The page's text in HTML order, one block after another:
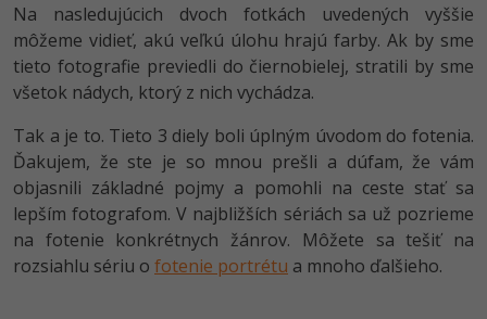
Na nasledujúcich dvoch fotkách uvedených vyššie
môžeme vidieť, akú veľkú úlohu hrajú farby. Ak by sme
tieto fotografie previedli do čiernobielej, stratili by sme
všetok nádych, ktorý z nich vychádza.
Tak a je to. Tieto 3 diely boli úplným úvodom do fotenia.
Ďakujem, že ste je so mnou prešli a dúfam, že vám
objasnili základné pojmy a pomohli na ceste stať sa
lepším fotografom. V najbližších sériách sa už pozrieme
na fotenie konkrétnych žánrov. Môžete sa tešiť na
rozsiahlu sériu o fotenie portrétu a mnoho ďalšieho.